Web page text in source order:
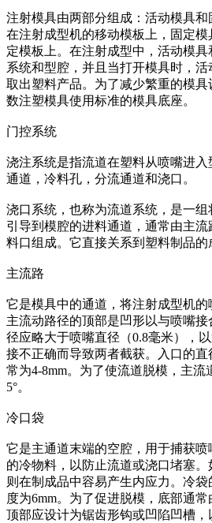
注射模具由两部分组成：活动模具
在注射成型机的移动模板上，固定模
定模板上。在注射成型中，活动模
系统和型腔，并且当打开模具时，
取出塑料产品。为了减少繁重的模
数注塑模具使用标准的模具底座。
门控系统
浇注系统是指流道在塑料从喷嘴进
通道，冷料孔，分流通道和浇口。
浇口系统，也称为流道系统，是一
引导到模腔的进料通道，通常由主
料口组成。它直接关系到塑料制品的
主流路
它是模具中的通道，将注射成型机的
主流动路径的顶部是凹形以与喷嘴
径应略大于喷嘴直径（0.8毫米），
接不正确而导致两者截获。入口的
常为4-8mm。为了使流道脱模，主流
5°。
冷口袋
它是主通道末端的空腔，用于捕获
的冷物料，以防止流道或浇口堵塞。
则在制成品中容易产生内应力。冷袋
度为6mm。为了促进脱模，底部通
顶部应设计为锯齿形钩或凹陷凹槽